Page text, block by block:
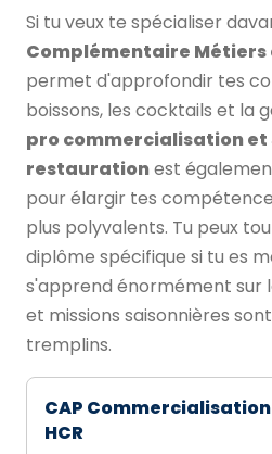
Si tu veux te spécialiser
Complémentaire Métiers
permet d'approfondir tes
boissons, les cocktails et la
pro commercialisation et
restaurationest
pour élargir tes
plus polyvalents. Tu peux
diplôme spécifique si tu es
s'apprend énormément sur
et missions saisonnières
tremplins.
CAP
HCR